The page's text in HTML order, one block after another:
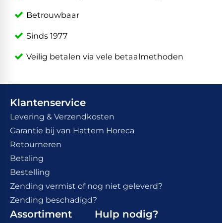
Betrouwbaar
Sinds 1977
Veilig betalen via vele betaalmethoden
Klantenservice
Levering & Verzendkosten
Garantie bij van Hattem Horeca
Retourneren
Betaling
Bestelling
Zending vermist of nog niet geleverd?
Zending beschadigd?
Assortiment Hulp nodig?